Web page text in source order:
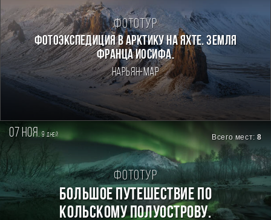
Фототур
Фотоэкспедиция в Арктику на яхте. Земля
Франца Иосифа.
Нарьян-Мар
07 ноя. 9дней Всего мест:8
Фототур
БОЛЬШОЕ ПУТЕШЕСТВИЕ ПО
КОЛЬСКОМУ ПОЛУОСТРОВУ.